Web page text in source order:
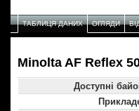
ТАБЛИЦЯ ДАНИХ ОГЛЯДИ
Minolta AF Reflex
Доступні